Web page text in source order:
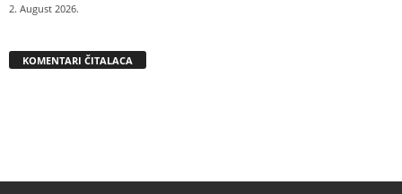
2. August 2026.
KOMENTARI ČITALACA